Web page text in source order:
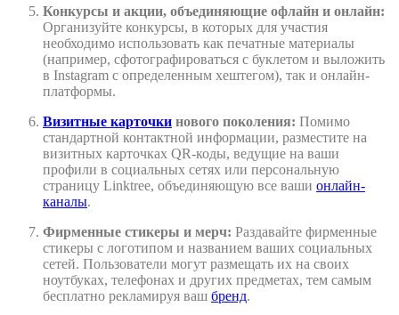
Конкурсы и акции, объединяющие офлайн и онлайн:
Организуйте конкурсы, в которых для участия
необходимо использовать как печатные материалы
(например, сфотографироваться с буклетом и выложить
в Instagram с определенным хештегом), так и онлайн-
платформы.
Визитные карточки нового поколения: Помимо
стандартной контактной информации, разместите на
визитных карточках QR-коды, ведущие на ваши
профили в социальных сетях или персональную
страницу Linktree, объединяющую все ваши онлайн-
каналы.
Фирменные стикеры и мерч: Раздавайте фирменные
стикеры с логотипом и названием ваших социальных
сетей. Пользователи могут размещать их на своих
ноутбуках, телефонах и других предметах, тем самым
бесплатно рекламируя ваш бренд.